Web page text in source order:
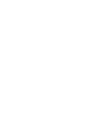
理报价，为企业
中研普华作为卖
性分析、价值
与推荐策略投资
供专业意见；协
就投资者的选择
对行业的发展挑
，以及行业的投
合了抽水蓄能行
方面提供了参考
究我国抽水蓄能
率、促进企业的
具体形式多种多
技园、工业区、
各地陆续提出的
作为产业集群
济效应已引起越
展成功案例表
力，通过共享资
源上网电价市场
知》影响，政策
量进入电力市场
导致上半年出
史新高，但政
量断崖式下